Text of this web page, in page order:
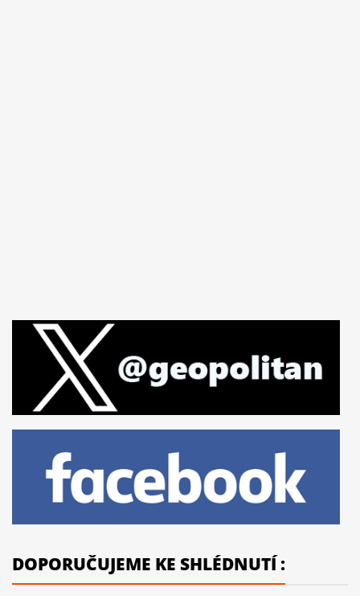
DOPORUČUJEME KE SHLÉDNUTÍ :